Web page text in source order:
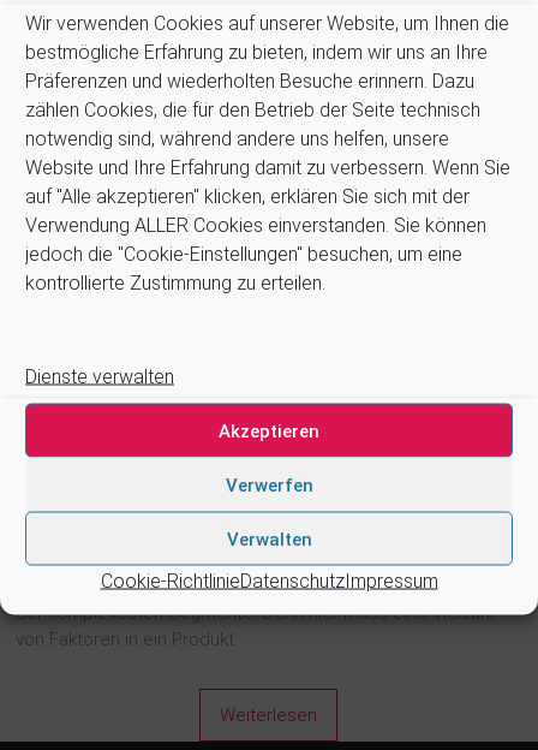
Wir verwenden Cookies auf unserer Website, um Ihnen die
bestmögliche Erfahrung zu bieten, indem wir uns an Ihre
Präferenzen und wiederholten Besuche erinnern. Dazu
zählen Cookies, die für den Betrieb der Seite technisch
notwendig sind, während andere uns helfen, unsere
Website und Ihre Erfahrung damit zu verbessern. Wenn Sie
auf "Alle akzeptieren" klicken, erklären Sie sich mit der
Verwendung ALLER Cookies einverstanden. Sie können
jedoch die "Cookie-Einstellungen" besuchen, um eine
kontrollierte Zustimmung zu erteilen.
Dienste verwalten
Akzeptieren
Verwerfen
Verwalten
Cookie-RichtlinieDatenschutzImpressum
Ausführung, Dicke 8/10 und 10/10, wird sie mit gedämpften
Stahlgleitschienen geliefert, die eine hohe Belastbarkeit bis zu
25 kg aufweisen, um verschiedene Ladungsniveaus zu tragen.
Weiterlesen
Stahlmöbel
Dentale Behandlungszeilen, Stahlmöbel Im Lauf seiner
Unternehmensgeschichte, die im Jahr 1989 begann, hat sich
ASTRA auf die Herstellung von Metallmöbelsystemen
spezialisiert.Der Sektor der Sanitärmöbel ist vielleicht eines
der komplexesten Segmente. Denn hier muss eine Vielzahl
von Faktoren in ein Produkt
Weiterlesen